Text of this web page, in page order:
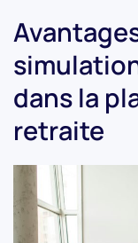
dans la
retraite